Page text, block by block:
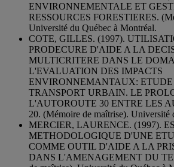
ENVIRONNEMENTALE ET
RESSOURCES FORESTIERES.
Université du Québec à Montréal.
COTE, GILLES. (1997).
PRODECURE D'AIDE A LA
MULTICRITERE DANS LE
L'EVALUATION DES IMPACTS
ENVIRONNEMANTAUX: ETUDE
TRANSPORT URBAIN. LE
L'AUTOROUTE 30 ENTRE LES
20. (Mémoire de maîtrise). Université
MERCIER, LAURENCE. (1997).
METHODOLOGIQUE D'UNE
COMME OUTIL D'AIDE A LA
DANS L'AMENAGEMENT DU